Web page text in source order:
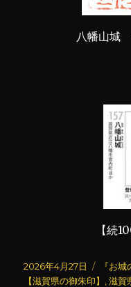
八幡山城
【続
投
稿
2026年4月27日
カ『お城
【滋賀県の御朱印】
,滋賀